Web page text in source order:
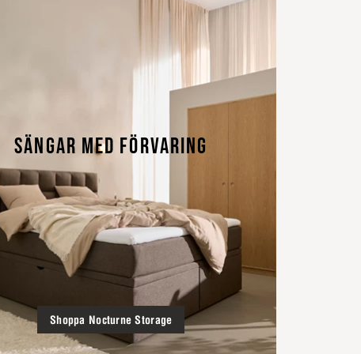
SÄNGAR MED FÖRVARING
Shoppa Nocturne Storage